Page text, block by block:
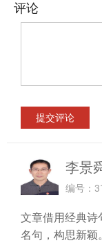
评论
李景
编号：
文章借用经典诗
名句，构思新颖